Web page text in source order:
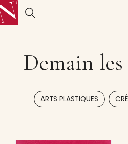
Demain
ARTS PLASTIQUES